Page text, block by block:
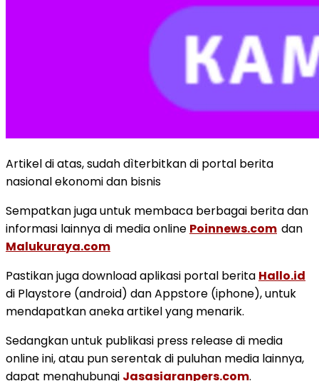
Artikel di atas, sudah dìterbitkan di portal berita
nasional ekonomi dan bisnis
Sempatkan juga untuk membaca berbagai berita dan
informasi lainnya di media online Poinnews.com dan
Malukuraya.com
Pastikan juga download aplikasi portal berita Hallo.id
di Playstore (android) dan Appstore (iphone), untuk
mendapatkan aneka artikel yang menarik.
Sedangkan untuk publikasi press release di media
online ini, atau pun serentak di puluhan media lainnya,
dapat menghubungi Jasasiaranpers.com.